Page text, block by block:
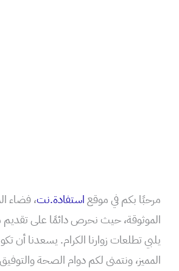
مرحبًا بكم في موقعاستفادة.نت، فضاء
الموثوقة، حيث نحرص دائمًا على
يلبي تطلعات زوارنا الكرام. يسعدنا أن
المميز، ونتمنى لكم دوام الصحة